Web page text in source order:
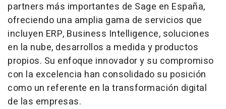
partners más importantes de Sage en España,
ofreciendo una amplia gama de servicios que
incluyen ERP, Business Intelligence, soluciones
en la nube, desarrollos a medida y productos
propios. Su enfoque innovador y su compromiso
con la excelencia han consolidado su posición
como un referente en la transformación digital
de las empresas.